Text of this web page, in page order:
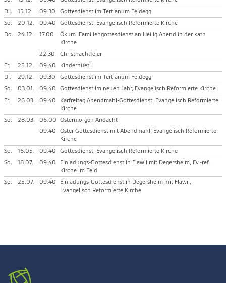
Di.
15.12. 09.30
Gottesdienst im Tertianum Feldegg
So.
20.12. 09.40
Gottesdienst, Evangelisch Reformierte Kirche
Do.
24.12. 17.00
Ökum. Familiengottesdienst an Heilig Abend in der kath
Kirche
22.30
Christnachtfeier
Fr.
25.12. 09.40
Kinderhüeti
Di.
29.12. 09.30
Gottesdienst im Tertianum Feldegg
So.
03.01. 09.40
Gottesdienst im neuen Jahr, Evangelisch Reformierte Kirche
Fr.
26.03. 09.40
Karfreitag Abendmahl-Gottesdienst, Evangelisch Reformierte
Kirche
So.
28.03. 06.00
Ostermorgen Andacht
09.40
Oster-Gottesdienst mit Abendmahl, Evangelisch Reformierte
Kirche
So.
16.05. 09.40
Gottesdienst, Evangelisch Reformierte Kirche
So.
18.07. 09.40
Einladungs-Gottesdienst in Flawil mit Degersheim, Ev.-ref.
Kirche im Feld
So.
25.07. 09.40
Einladungs-Gottesdienst in Degersheim mit Flawil,
Evangelisch Reformierte Kirche